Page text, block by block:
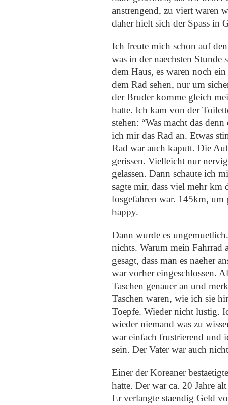
anstrengend, zu viert waren
daher hielt sich der Spass in
Ich freute mich schon auf
was in der naechsten Stunde
dem Haus, es waren noch
dem Rad sehen, nur um
der Bruder komme gleich
hatte. Ich kam von der
stehen: “Was macht das
ich mir das Rad an. Etwas
Rad war auch kaputt. Die
gerissen. Vielleicht nur
gelassen. Dann schaute ich
sagte mir, dass viel mehr km
losgefahren war. 145km,
happy.
Dann wurde es
nichts. Warum mein Fahrrad
gesagt, dass man es naeher
war vorher eingeschlossen.
Taschen genauer an und
Taschen waren, wie ich sie
Toepfe. Wieder nicht lustig.
wieder niemand was zu
war einfach frustrierend und
sein. Der Vater war auch
Einer der Koreaner
hatte. Der war ca. 20 Jahre
Er verlangte staendig Geld